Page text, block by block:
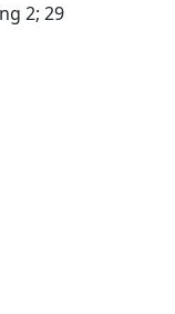
2; 29